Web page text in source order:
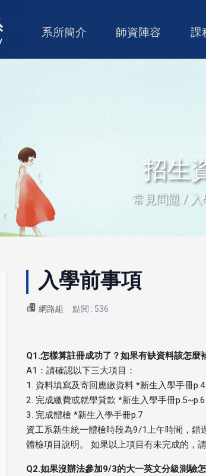
系所簡介 師資陣容 課
招生
常見問題 / 入
入學前事項
網路組 點閱 : 536
Q1.怎樣算註冊成功了？如果有缺資料該怎麼
A1：請確認以下三大項目：
1. 資料填寫及寄回應繳資料 *新生入學手冊p.4
2. 完成繳費或就學貸款 *新生入學手冊p.5~p.6
3. 完成體檢 *新生入學手冊p.7
資工系新生統一體檢時段為9/1上午時間，
體檢項目說明。 如果以上項目有未完成的，
Q2.如果沒辦法參加9/3的大一英文分級測驗